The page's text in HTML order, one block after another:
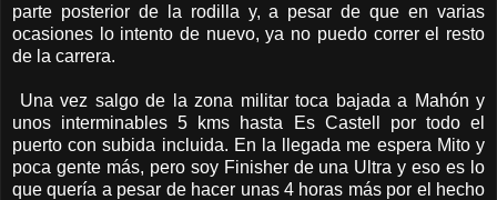
parte posterior de la rodilla y, a pesar de que en varias
ocasiones lo intento de nuevo, ya no puedo correr el resto
de la carrera.
Una vez salgo de la zona militar toca bajada a Mahón y
unos interminables 5 kms hasta Es Castell por todo el
puerto con subida incluida. En la llegada me espera Mito y
poca gente más, pero soy Finisher de una Ultra y eso es lo
que quería a pesar de hacer unas 4 horas más por el hecho